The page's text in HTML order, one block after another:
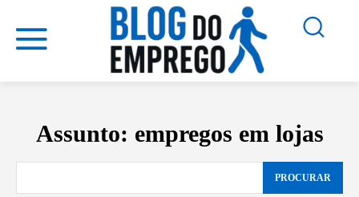
Assunto: empregos em lojas
PROCURAR